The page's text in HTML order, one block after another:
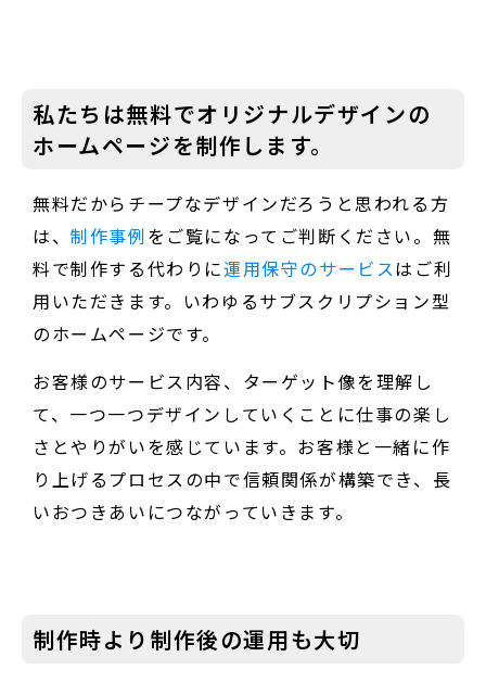
私たちは無料でオリジナルデザインの
ホームページを制作します。
無料だからチープなデザインだろうと思われる方
は、制作事例をご覧になってご判断ください。無
料で制作する代わりに運用保守のサービスはご利
用いただきます。いわゆるサブスクリプション型
のホームページです。
お客様のサービス内容、ターゲット像を理解し
て、一つ一つデザインしていくことに仕事の楽し
さとやりがいを感じています。お客様と一緒に作
り上げるプロセスの中で信頼関係が構築でき、長
いおつきあいにつながっていきます。
制作時より制作後の運用も大切